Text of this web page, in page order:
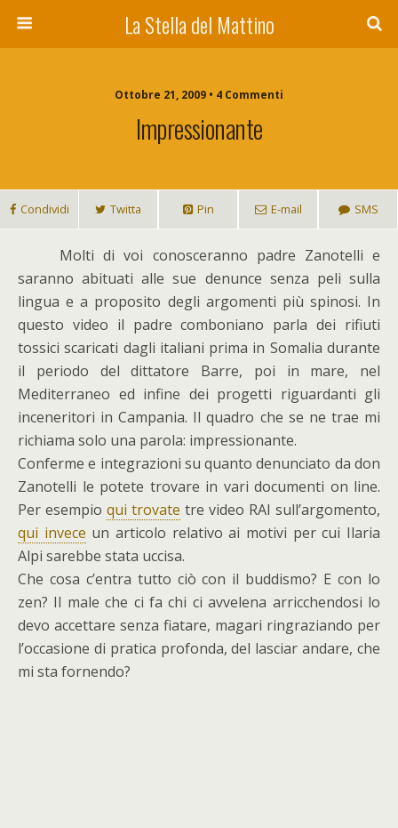
La Stella del Mattino
Ottobre 21, 2009 • 4 Commenti
Impressionante
Condividi Twitta Pin E-mail SMS
Molti di voi conosceranno padre Zanotelli e
saranno abituati alle sue denunce senza peli sulla
lingua e a proposito degli argomenti più spinosi. In
questo video il padre comboniano parla dei rifiuti
tossici scaricati dagli italiani prima in Somalia durante
il periodo del dittatore Barre, poi in mare, nel
Mediterraneo ed infine dei progetti riguardanti gli
inceneritori in Campania. Il quadro che se ne trae mi
richiama solo una parola: impressionante.
Conferme e integrazioni su quanto denunciato da don
Zanotelli le potete trovare in vari documenti on line.
Per esempio qui trovate tre video RAI sull’argomento,
qui invece un articolo relativo ai motivi per cui Ilaria
Alpi sarebbe stata uccisa.
Che cosa c’entra tutto ciò con il buddismo? E con lo
zen? Il male che ci fa chi ci avvelena arricchendosi lo
devo accettare senza fiatare, magari ringraziando per
l’occasione di pratica profonda, del lasciar andare, che
mi sta fornendo?